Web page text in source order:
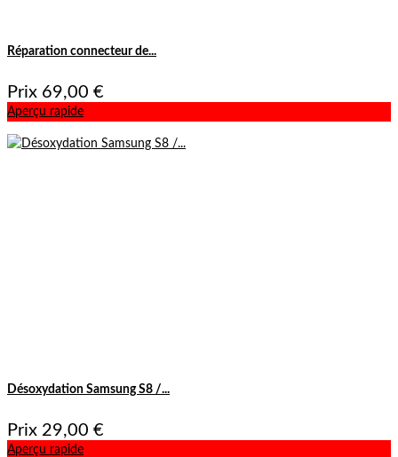
Réparation connecteur de...
Prix 69,00 €
Aperçu rapide
Désoxydation Samsung S8 /...
Prix 29,00 €
Aperçu rapide